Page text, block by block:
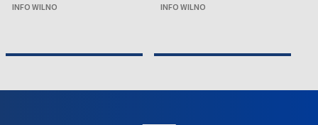
INFO WILNO INFO WILNO